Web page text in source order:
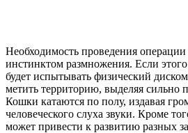
Необходимость проведения операции
инстинктом размножения. Если
будет испытывать физический
метить территорию, выделяя сильно
Кошки катаются по полу, издавая
человеческого слуха звуки. Кроме
может привести к развитию разных